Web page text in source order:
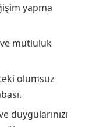
yapma
mutluluk
olumsuz
duygularınızı